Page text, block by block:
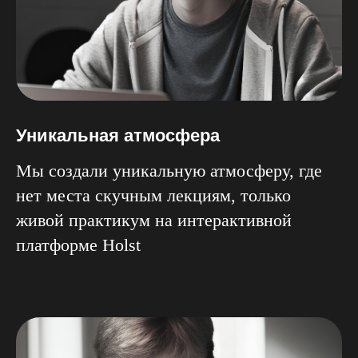
Уникальная атмосфера
Мы создали уникальную атмосферу, где
нет места скучным лекциям, только
живой практикум на интерактивной
платформе Holst